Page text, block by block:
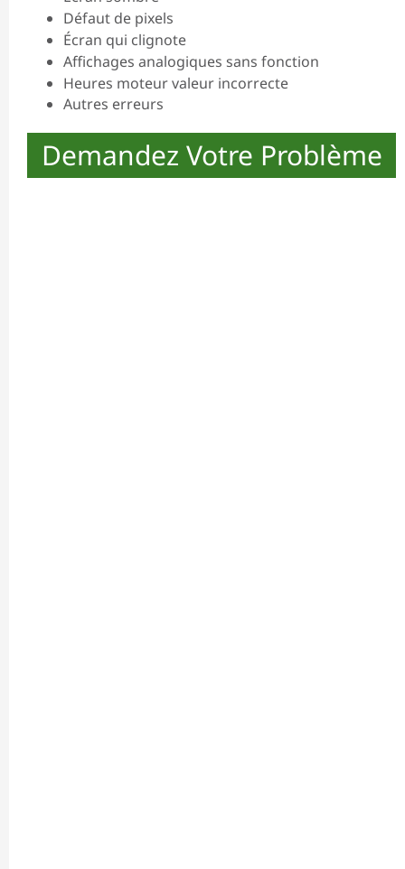
Défaut de pixels
Écran qui clignote
Affichages analogiques sans fonction
Heures moteur valeur incorrecte
Autres erreurs
Demandez Votre Problème